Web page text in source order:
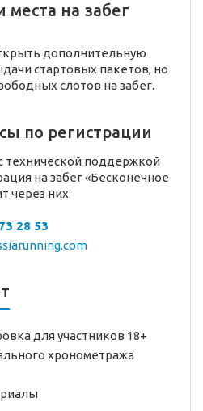
места на забег
дополнительную
стартовых пакетов, но
слотов на забег.
по регистрации
технической поддержкой
на забег «Бесконечное
через них:
28 53
для участников 18+
хронометража